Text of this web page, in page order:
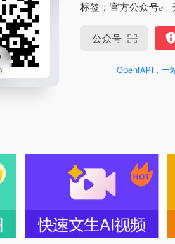
标签： 官方公众号
公众号
OpenIAPI，一站式大模